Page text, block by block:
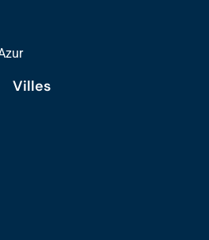
Villes